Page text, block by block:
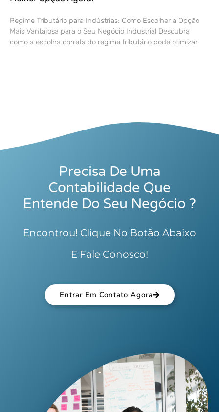
Regime Tributário para Indústrias: Como Escolher a Opção
Mais Vantajosa para o Seu Negócio Industrial Descubra
como a escolha correta do regime tributário pode otimizar
Precisa De Uma
Contabilidade Que
Entende Do Seu Negócio ?
Encontrou! Clique No Botão Abaixo
E Fale Conosco!
Entrar Em Contato Agora